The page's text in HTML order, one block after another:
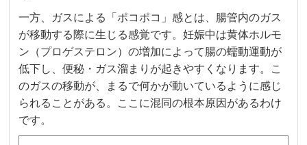
一方、ガスによる「ポコポコ」感とは、腸管内のガス
が移動する際に生じる感覚です。妊娠中は黄体ホルモ
ン（プロゲステロン）の増加によって腸の蠕動運動が
低下し、便秘・ガス溜まりが起きやすくなります。こ
のガスの移動が、まるで何かが動いているように感じ
られることがある。ここに混同の根本原因があるわけ
です。